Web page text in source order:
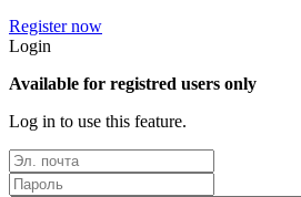
Register now
Login
Available for registred users only
Log in to use this feature.